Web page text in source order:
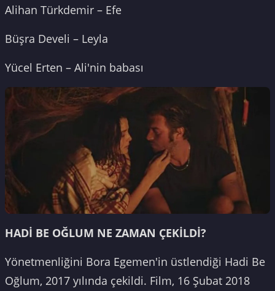
Alihan Türkdemir – Efe
Büşra Develi – Leyla
Yücel Erten – Ali'nin babası
HADİ BE OĞLUM NE ZAMAN ÇEKİLDİ?
Yönetmenliğini Bora Egemen'in üstlendiği Hadi Be
Oğlum, 2017 yılında çekildi. Film, 16 Şubat 2018